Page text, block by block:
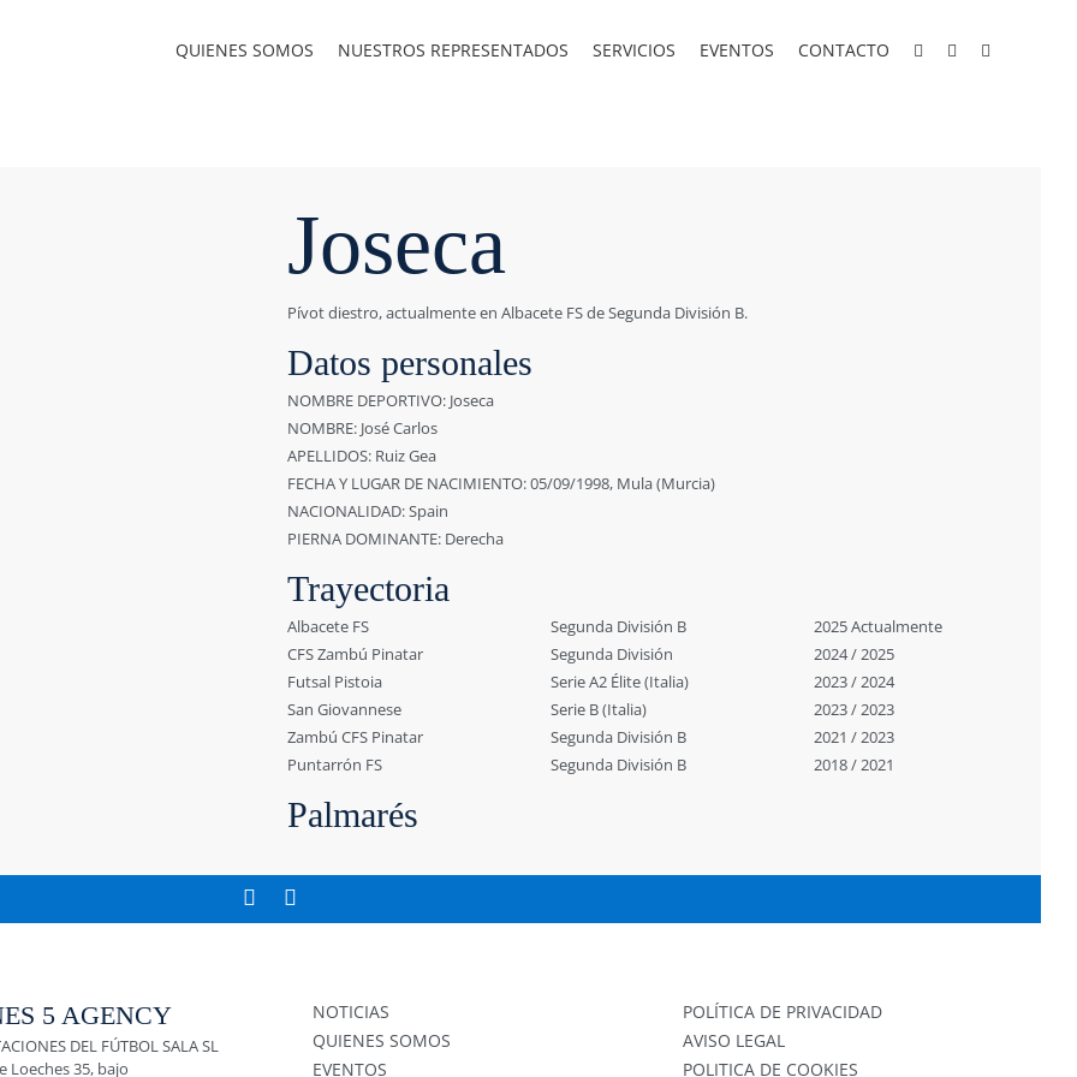
QUIENES SOMOS NUESTROS REPRESENTADOS SERVICIOS EVENTOS CONTACTO
Joseca
Pívot diestro, actualmente en Albacete FS de Segunda División B.
Datos personales
NOMBRE DEPORTIVO: Joseca
NOMBRE: José Carlos
APELLIDOS: Ruiz Gea
FECHA Y LUGAR DE NACIMIENTO: 05/09/1998, Mula (Murcia)
NACIONALIDAD: Spain
PIERNA DOMINANTE: Derecha
Trayectoria
Albacete FS Segunda División B
2025 Actualmente
CFS Zambú Pinatar
Segunda División
2024 / 2025
Futsal Pistoia
Serie A2 Élite (Italia)
2023 / 2024
San Giovannese
Serie B (Italia)
2023 / 2023
Zambú CFS Pinatar
Segunda División B
2021 / 2023
Puntarrón FS
Segunda División B 2018 / 2021
Palmarés
5 AGENCY
DEL FÚTBOL SALA SL
Loeches 35, bajo
NOTICIAS
QUIENES SOMOS
EVENTOS
POLÍTICA DE PRIVACIDAD
AVISO LEGAL
POLITICA DE COOKIES